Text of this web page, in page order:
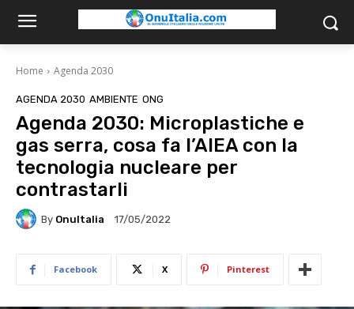
Home Agenda 2030
AGENDA 2030 AMBIENTE ONG
Agenda 2030: Microplastiche e
gas serra, cosa fa l’AIEA con la
tecnologia nucleare per
contrastarli
By OnuItalia 17/05/2022
Facebook X Pinterest